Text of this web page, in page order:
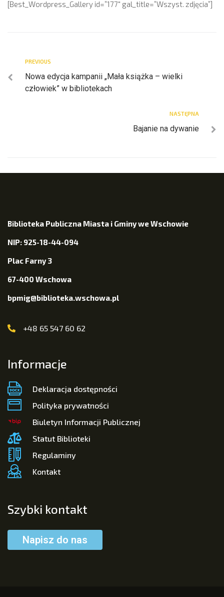
[Best_Wordpress_Gallery id=”177″ gal_title=”Wszyst. zdjęcia”]
PREVIOUS
Nowa edycja kampanii „Mała książka – wielki
człowiek” w bibliotekach
NASTĘPNA
Bajanie na dywanie
Biblioteka Publiczna Miasta i Gminy we Wschowie
NIP: 925-18-44-094
Plac Farny 3
67-400 Wschowa
bpmig@biblioteka.wschowa.pl
+48 65 547 60 62
Informacje
Deklaracja dostępności
Polityka prywatności
Biuletyn Informacji Publicznej
Statut Biblioteki
Regulaminy
Kontakt
Szybki kontakt
Napisz do nas